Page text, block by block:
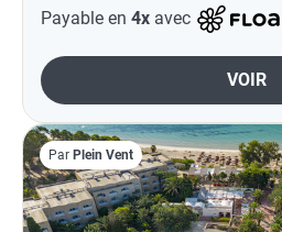
Payable en 4x avec
VOIR
Par Plein Vent